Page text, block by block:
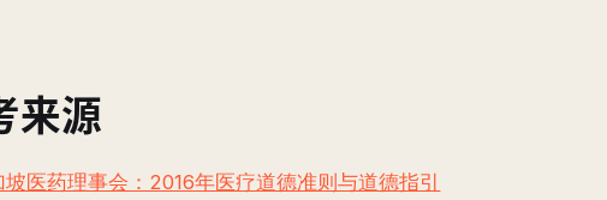
来源
坡医药理事会：2016年医疗道德准则与道德指引